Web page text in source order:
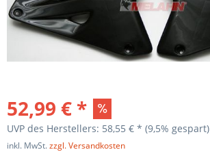
52,99 € *
UVP des Herstellers: 58,55 € * (9,5% gespart)
inkl. MwSt.zzgl. Versandkosten